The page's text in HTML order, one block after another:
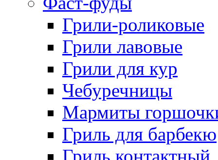
Грили-роликовые
Грили лавовые
Грили для кур
Чебуречницы
Мармиты
Гриль для барбекю
Гриль контактный